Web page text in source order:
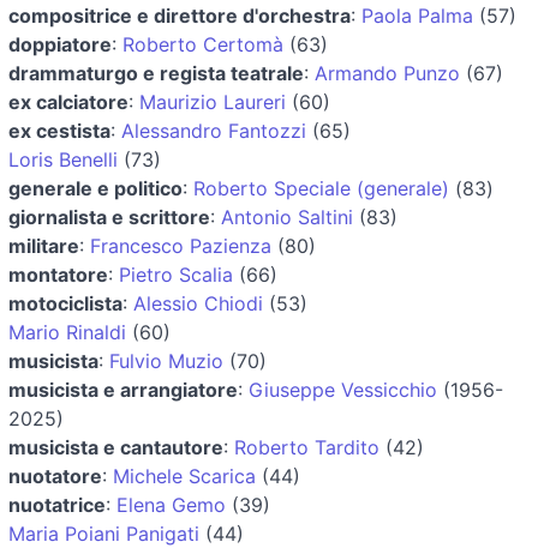
compositrice e direttore d'orchestra: Paola Palma (57)
doppiatore: Roberto Certomà (63)
drammaturgo e regista teatrale: Armando Punzo (67)
ex calciatore: Maurizio Laureri (60)
ex cestista: Alessandro Fantozzi (65)
Loris Benelli (73)
generale e politico: Roberto Speciale (generale) (83)
giornalista e scrittore: Antonio Saltini (83)
militare: Francesco Pazienza (80)
montatore: Pietro Scalia (66)
motociclista: Alessio Chiodi (53)
Mario Rinaldi (60)
musicista: Fulvio Muzio (70)
musicista e arrangiatore: Giuseppe Vessicchio (1956-
2025)
musicista e cantautore: Roberto Tardito (42)
nuotatore: Michele Scarica (44)
nuotatrice: Elena Gemo (39)
Maria Poiani Panigati (44)